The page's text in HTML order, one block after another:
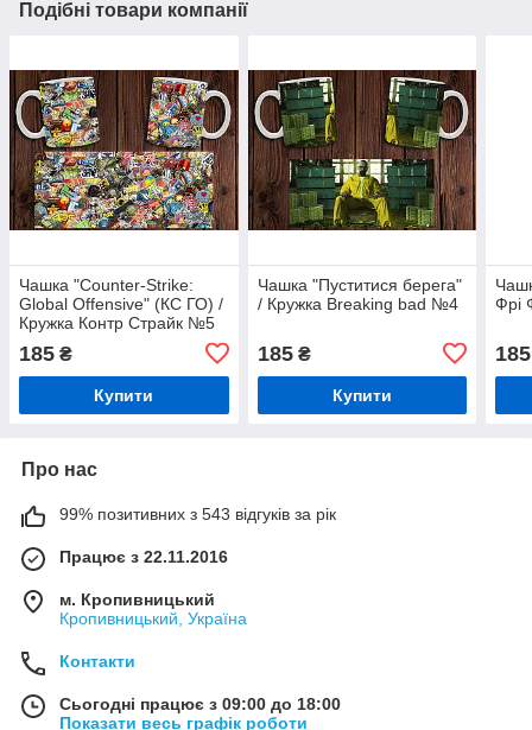
Подібні товари компанії
Чашка "Counter-Strike:
Global Offensive" (КС ГО) /
Кружка Контр Страйк №5
185 ₴
Купити
Чашка "Пуститися берега"
/ Кружка Breaking bad №4
185₴
Купити
Фрі
185
Про нас
99% позитивних з 543 відгуків за рік
Працює з 22.11.2016
м. Кропивницький
Кропивницький, Україна
Контакти
Сьогодні працює з 09:00 до 18:00
Показати весь графік роботи